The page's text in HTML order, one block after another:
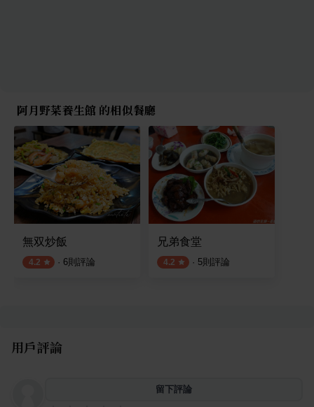
阿月野菜養生館 的相似餐廳
無双炒飯
4.2 · 6則評論
兄弟食堂
4.2 · 5則評論
用戶評論
留下評論